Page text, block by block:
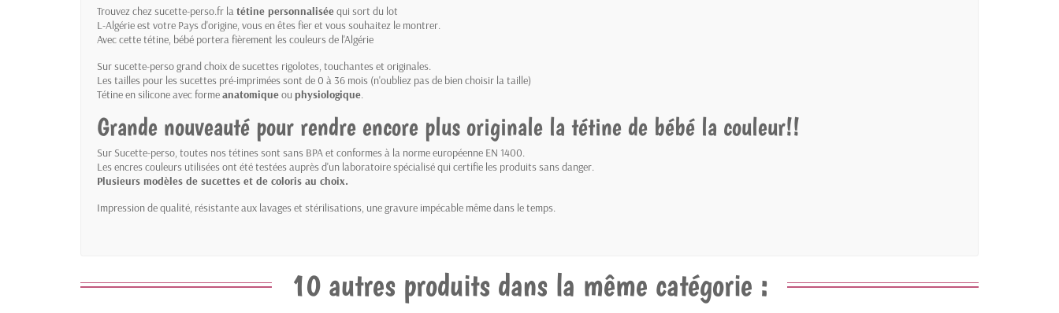
Trouvez chez sucette-perso.fr latétine personnaliséequi sort du lot
L-Algérie est votre Pays d'origine, vous en êtes fier et vous souhaitez le montrer.
Avec cette tétine, bébé portera fièrement les couleurs de l'Algérie
Sur sucette-perso grand choix de sucettes rigolotes, touchantes et originales.
Les tailles pour les sucettes pré-imprimées sont de 0 à 36 mois (n'oubliez pas de bien choisir la taille)
Tétine en silicone avec formeanatomiqueou physiologique.
Grande nouveauté pour rendre encore plus originale la tétine de bébé la couleur!!
Sur Sucette-perso, toutes nos tétines sont sans BPA et conformes à la norme européenne EN 1400.
Les encres couleurs utilisées ont été testées auprès d'un laboratoire spécialisé qui certifie les produits sans danger.
Plusieurs modèles de sucettes et de coloris au choix.
Impression de qualité, résistante aux lavages et stérilisations, une gravure impécable même dans le temps.
10 autres produits dans la même catégorie :